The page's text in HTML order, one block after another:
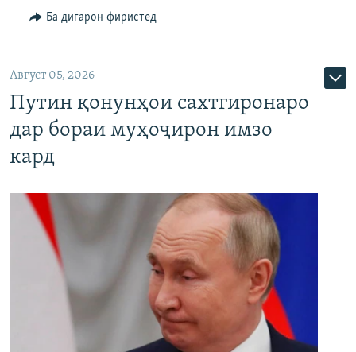
Ба дигарон фиристед
Август 05, 2026
Путин қонунҳои сахтгиронаро
дар бораи муҳоҷирон имзо
кард